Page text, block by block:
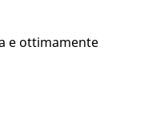
e ottimamente